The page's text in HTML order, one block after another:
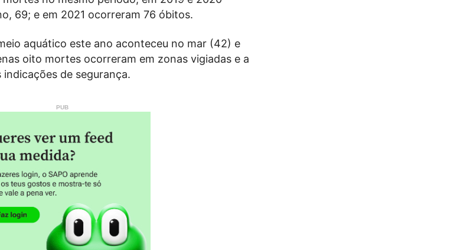
69; e em 2021 ocorreram 76 óbitos.
aquático este ano aconteceu no mar (42) e
oito mortes ocorreram em zonas vigiadas e a
de segurança.